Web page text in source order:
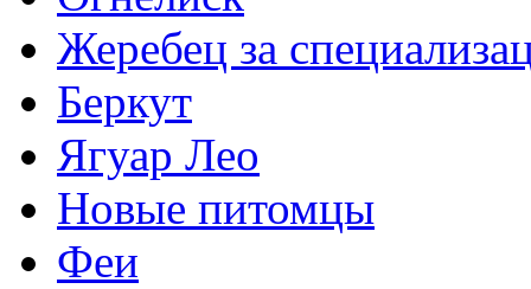
Жеребец за
Беркут
Ягуар Лео
Новые питомцы
Феи